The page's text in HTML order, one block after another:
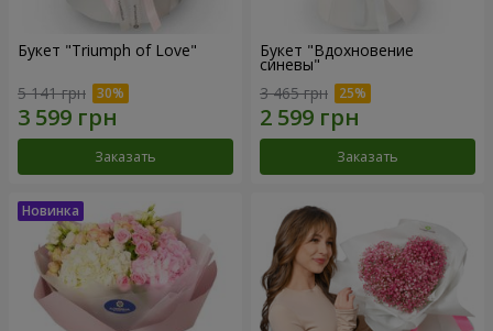
Букет "Triumph of Love"
5 141 грн
Заказать
Букет "Вдохновение
синевы"
3 465 грн
Заказать